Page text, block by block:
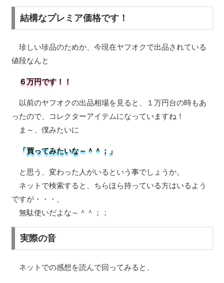
結構なプレミア価格です！
珍しい珍品のためか、今現在ヤフオクで出品されている
値段なんと
６万円です！！
以前のヤフオクの出品相場を見ると、１万円台の時もあ
ったので、コレクターアイテムになっていますね！
ま～、僕みたいに
「買ってみたいな～＾＾；」
と思う、変わった人がいるという事でしょうか。
ネットで検索すると、ちらほら持っている方はいるよう
ですが・・・、
無駄使いだよな～＾＾；；
実際の音
ネットでの感想を読んで回ってみると、